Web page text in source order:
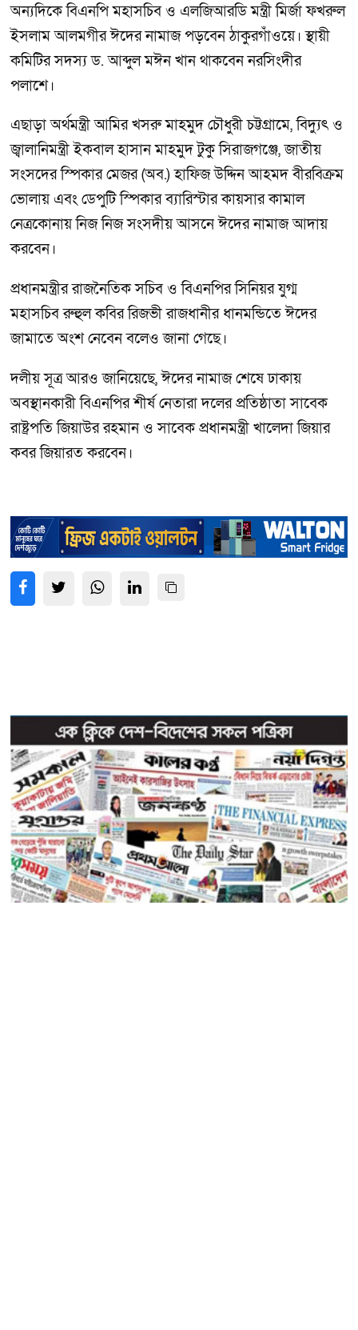
অন্যদিকে বিএনপি মহাসচিব ও এলজিআরডি মন্ত্রী মির্জা ফখরুল
ইসলাম আলমগীর ঈদের নামাজ পড়বেন ঠাকুরগাঁওয়ে। স্থায়ী
কমিটির সদস্য ড. আব্দুল মঈন খান থাকবেন নরসিংদীর
পলাশে।
এছাড়া অর্থমন্ত্রী আমির খসরু মাহমুদ চৌধুরী চট্টগ্রামে, বিদ্যুৎ ও
জ্বালানিমন্ত্রী ইকবাল হাসান মাহমুদ টুকু সিরাজগঞ্জে, জাতীয়
সংসদের স্পিকার মেজর (অব.) হাফিজ উদ্দিন আহমদ বীরবিক্রম
ভোলায় এবং ডেপুটি স্পিকার ব্যারিস্টার কায়সার কামাল
নেত্রকোনায় নিজ নিজ সংসদীয় আসনে ঈদের নামাজ আদায়
করবেন।
প্রধানমন্ত্রীর রাজনৈতিক সচিব ও বিএনপির সিনিয়র যুগ্ম
মহাসচিব রুহুল কবির রিজভী রাজধানীর ধানমন্ডিতে ঈদের
জামাতে অংশ নেবেন বলেও জানা গেছে।
দলীয় সূত্র আরও জানিয়েছে, ঈদের নামাজ শেষে ঢাকায়
অবস্থানকারী বিএনপির শীর্ষ নেতারা দলের প্রতিষ্ঠাতা সাবেক
রাষ্ট্রপতি জিয়াউর রহমান ও সাবেক প্রধানমন্ত্রী খালেদা জিয়ার
কবর জিয়ারত করবেন।